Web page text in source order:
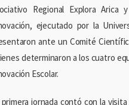
Regional Explora Arica
ejecutado por la
ante un Comité
determinaron a los cuatro
Escolar.
primera jornada contó con la